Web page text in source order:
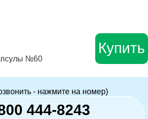
№60
Купить
- нажмите на номер)
444-8243